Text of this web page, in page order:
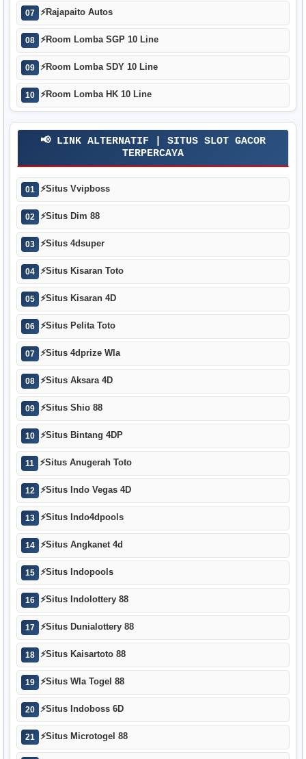
07 ⚡Rajapaito Autos
08 ⚡Room Lomba SGP 10 Line
09 ⚡Room Lomba SDY 10 Line
10 ⚡Room Lomba HK 10 Line
📢 LINK ALTERNATIF | SITUS SLOT GACOR
TERPERCAYA
01 ⚡Situs Vvipboss
02 ⚡Situs Dim 88
03 ⚡Situs 4dsuper
04 ⚡Situs Kisaran Toto
05 ⚡Situs Kisaran 4D
06 ⚡Situs Pelita Toto
07 ⚡Situs 4dprize Wla
08 ⚡Situs Aksara 4D
09 ⚡Situs Shio 88
10 ⚡Situs Bintang 4DP
11 ⚡Situs Anugerah Toto
12 ⚡Situs Indo Vegas 4D
13 ⚡Situs Indo4dpools
14 ⚡Situs Angkanet 4d
15 ⚡Situs Indopools
16 ⚡Situs Indolottery 88
17 ⚡Situs Dunialottery 88
18 ⚡Situs Kaisartoto 88
19 ⚡Situs Wla Togel 88
20 ⚡Situs Indoboss 6D
21 ⚡Situs Microtogel 88